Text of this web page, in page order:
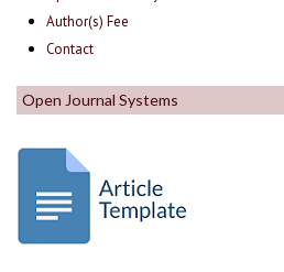
Author(s) Fee
Contact
Open Journal Systems